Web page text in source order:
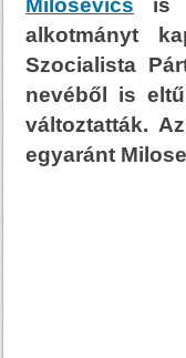
Milosevics is
alkotmányt
Szocialista
nevéből is
változtatták.
egyaránt